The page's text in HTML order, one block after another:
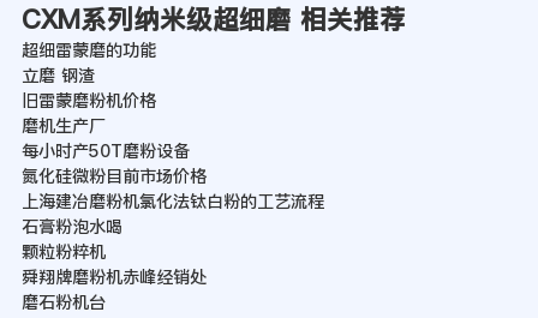
CXM系列纳米级超细磨 相关推荐
超细雷蒙磨的功能
立磨 钢渣
旧雷蒙磨粉机价格
磨机生产厂
每小时产50T磨粉设备
氮化硅微粉目前市场价格
上海建冶磨粉机氯化法钛白粉的工艺流程
石膏粉泡水喝
颗粒粉粹机
舜翔牌磨粉机赤峰经销处
磨石粉机台